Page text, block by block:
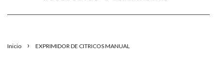
Inicio › EXPRIMIDOR DE CITRICOS MANUAL